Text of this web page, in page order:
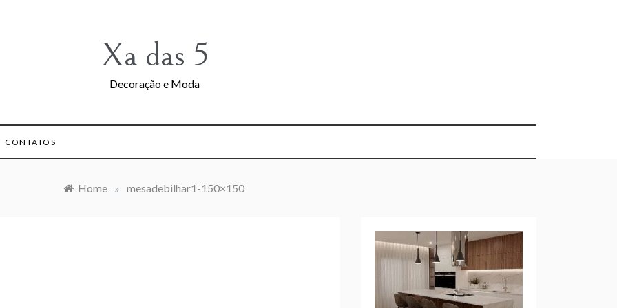
Xa das 5
Decoração e Moda
CONTATOS
Home » mesadebilhar1-150×150